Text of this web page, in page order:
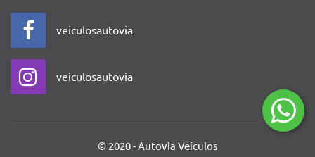
veiculosautovia
veiculosautovia
© 2020 - Autovia Veículos